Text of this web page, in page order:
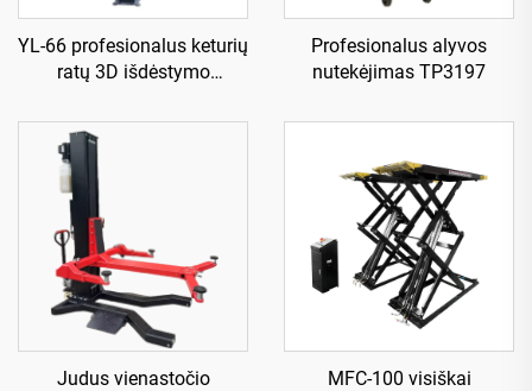
YL-66 profesionalus keturių
ratų 3D išdėstymo
Profesionalus alyvos
nutekėjimas TP3197
Judus vienastočio
MFC-100 visiškai